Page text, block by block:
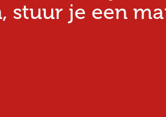
stuur je een